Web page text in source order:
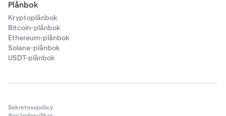
Plånbok
Kryptoplånbok
Bitcoin-plånbok
Ethereum-plånbok
Solana-plånbok
USDT-plånbok
Sekretesspolicy